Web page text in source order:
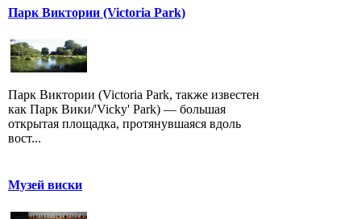
Парк Виктории (Victoria Park)
Парк Виктории (Victoria Park, также известен
как Парк Вики/'Vicky' Park) — большая
открытая площадка, протянувшаяся вдоль
вост...
Музей виски